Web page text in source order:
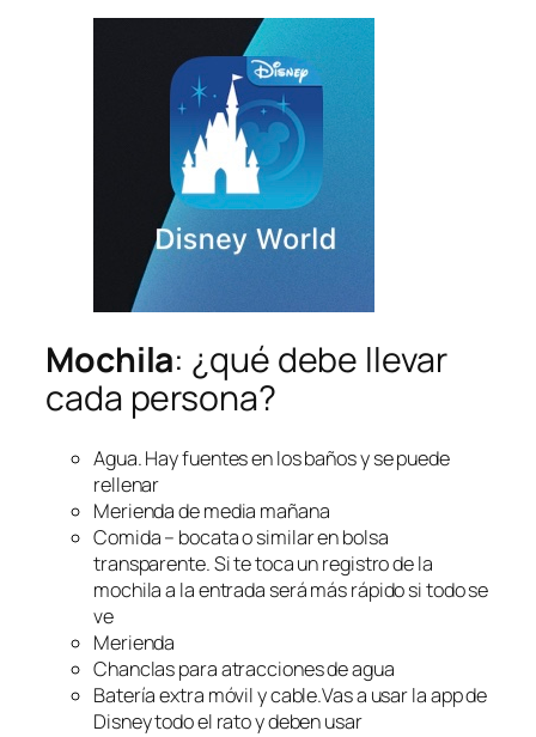
Mochila: ¿qué debe llevar
cada persona?
Agua. Hay fuentes en los baños y se puede
rellenar
Merienda de media mañana
Comida – bocata o similar en bolsa
transparente. Si te toca un registro de la
mochila a la entrada será más rápido si todo se
ve
Merienda
Chanclas para atracciones de agua
Batería extra móvil y cable.Vas a usar la app de
Disney todo el rato y deben usar